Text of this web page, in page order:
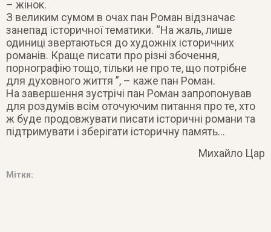
– жінок.
З великим сумом в очах пан Роман відзначає
занепад історичної тематики. “На жаль, лише
одиниці звертаються до художніх історичних
романів. Краще писати про різні збочення,
порнографію тощо, тільки не про те, що потрібне
для духовного життя ”, – каже пан Роман.
На завершення зустрічі пан Роман запропонував
для роздумів всім оточуючим питання про те, хто
ж буде продовжувати писати історичні романи та
підтримувати і зберігати історичну память…
Михайло Цар
Мітки: